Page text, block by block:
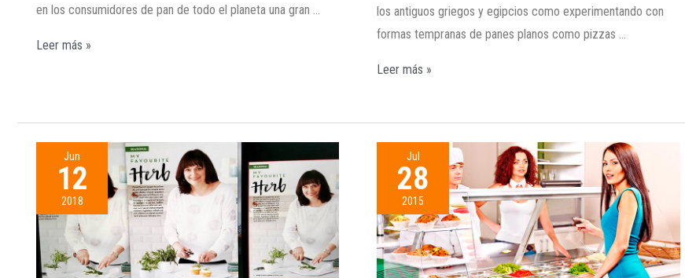
en los consumidores de pan de todo el planeta una gran …
Leer más »
los antiguos griegos y egipcios como experimentando con
formas tempranas de panes planos como pizzas …
Leer más »
Jun
12
2018
Jul
28
2015